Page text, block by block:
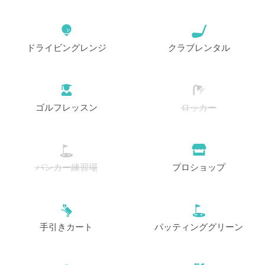
ドライビングレンジ クラブレンタル
ゴルフレッスン ロッカー
バンカー練習場 プロショップ
手引きカート パッティンググリーン